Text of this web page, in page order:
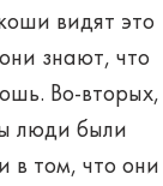
видят это
знают, что
Во-вторых,
люди были
в том, что они